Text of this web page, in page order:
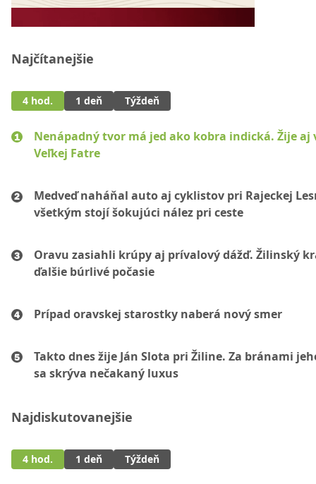
Najčítanejšie
4 hod. 1 deň Týždeň
Nenápadný tvor má jed ako kobra indická. Žije aj
Veľkej Fatre
Medveď naháňal auto aj cyklistov pri Rajeckej
všetkým stojí šokujúci nález pri ceste
Oravu zasiahli krúpy aj prívalový dážď. Žilinský
ďalšie búrlivé počasie
Prípad oravskej starostky naberá nový smer
Takto dnes žije Ján Slota pri Žiline. Za bránami
sa skrýva nečakaný luxus
Najdiskutovanejšie
4 hod. 1 deň Týždeň